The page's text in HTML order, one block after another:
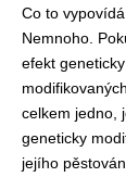
Co to
Nemnoho.
efekt
celkem jedno,
geneticky
jejího